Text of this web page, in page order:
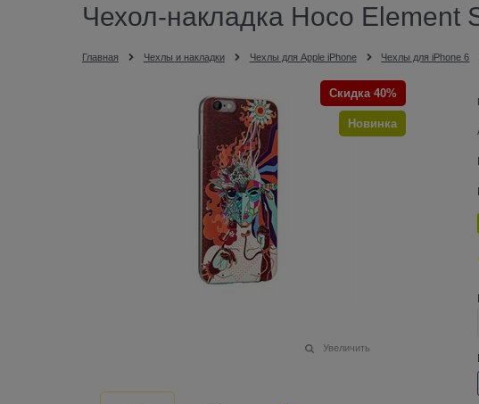
Чехол-накладка Hoco Element
Главная Чехлы и накладки Чехлы для Apple iPhone Чехлы для iPhone 6
Скидка 40%
Новинка
Увеличить